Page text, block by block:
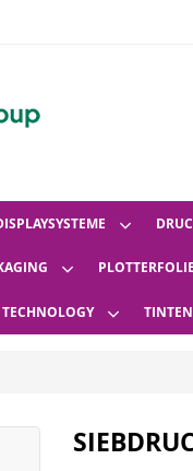
TINTEN